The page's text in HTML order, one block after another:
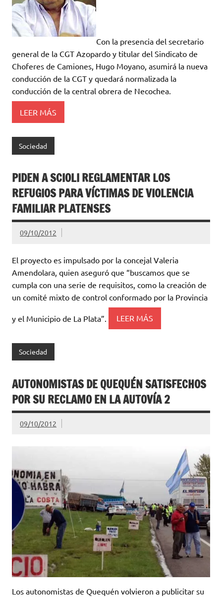
Con la presencia del secretario
general de la CGT Azopardo y titular del Sindicato de
Choferes de Camiones, Hugo Moyano, asumirá la nueva
conducción de la CGT y quedará normalizada la
conducción de la central obrera de Necochea.
LEER MÁS
Sociedad
PIDEN A SCIOLI REGLAMENTAR LOS
REFUGIOS PARA VÍCTIMAS DE VIOLENCIA
FAMILIAR PLATENSES
09/10/2012
El proyecto es impulsado por la concejal Valeria
Amendolara, quien aseguró que “buscamos que se
cumpla con una serie de requisitos, como la creación de
un comité mixto de control conformado por la Provincia
y el Municipio de La Plata”. LEER MÁS
Sociedad
AUTONOMISTAS DE QUEQUÉN SATISFECHOS
POR SU RECLAMO EN LA AUTOVÍA 2
09/10/2012
Los autonomistas de Quequén volvieron a publicitar su